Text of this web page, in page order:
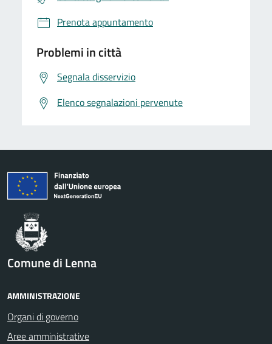
Prenota appuntamento
Problemi in città
Segnala disservizio
Elenco segnalazioni pervenute
Comune di Lenna
AMMINISTRAZIONE
Organi di governo
Aree amministrative